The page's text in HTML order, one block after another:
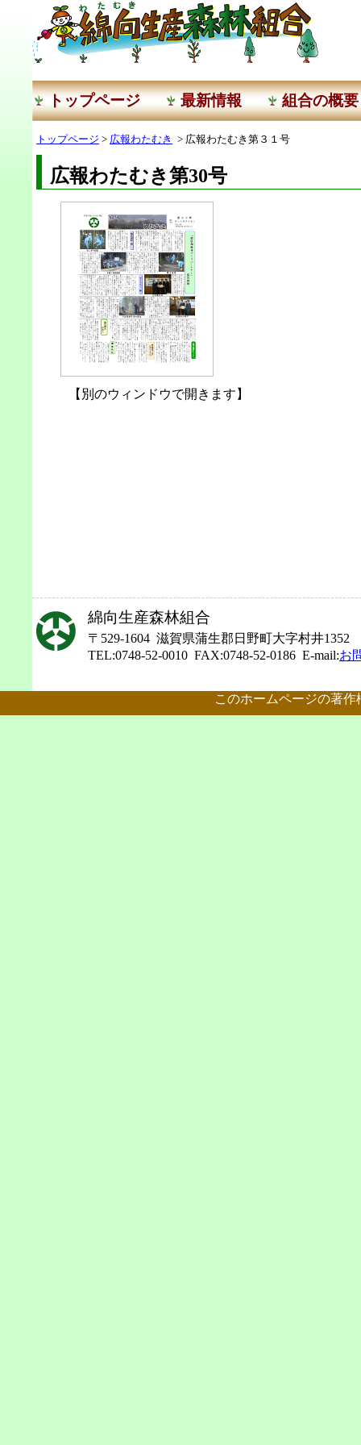
トップページ 最新情報 組合の概要
トップページ > 広報わたむき > 広報わたむき第３１号
広報わたむき第30号
【別のウィンドウで開きます】
綿向生産森林組合
〒529-1604 滋賀県蒲生郡日野町大字村井1352
TEL:0748-52-0010 FAX:0748-52-0186 E-mail:お
このホームページの著